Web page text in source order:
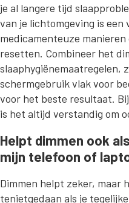
je al langere tijd
van je lichtomgeving is
medicamenteuze
resetten. Combineer het
slaaphygiënemaatregelen,
schermgebruik vlak voor
voor het beste resultaat.
is het altijd verstandig om
Helpt dimmen ook
mijn telefoon of
Dimmen helpt zeker, maar
tenietgedaan als je